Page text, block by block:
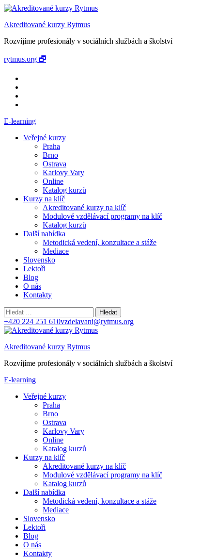
Akreditované kurzy Rytmus
Rozvíjíme profesionály v sociálních službách a školství
rytmus.org 🗗
E-learning
Veřejné kurzy
Praha
Brno
Ostrava
Karlovy Vary
Online
Katalog kurzů
Kurzy na klíč
Akreditované kurzy na klíč
Modulové vzdělávací programy na klíč
Katalog kurzů
Další nabídka
Metodická vedení, konzultace a stáže
Mediace
Slovensko
Lektoři
Blog
O nás
Kontakty
Vyhledávání
+420 224 251 610vzdelavani@rytmus.org
Akreditované kurzy Rytmus
Rozvíjíme profesionály v sociálních službách a školství
E-learning
Veřejné kurzy
Praha
Brno
Ostrava
Karlovy Vary
Online
Katalog kurzů
Kurzy na klíč
Akreditované kurzy na klíč
Modulové vzdělávací programy na klíč
Katalog kurzů
Další nabídka
Metodická vedení, konzultace a stáže
Mediace
Slovensko
Lektoři
Blog
O nás
Kontakty